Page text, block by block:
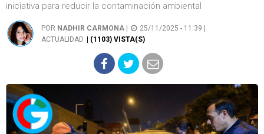
iniciativa para reducir la contaminación ambiental
POR NADHIR CARMONA
25/11/2025 - 11:39 |
ACTUALIDAD
| (1103) VISTA(S)